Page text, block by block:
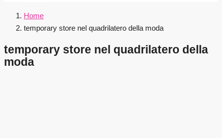
Home
temporary store nel quadrilatero della moda
temporary store nel quadrilatero della
moda